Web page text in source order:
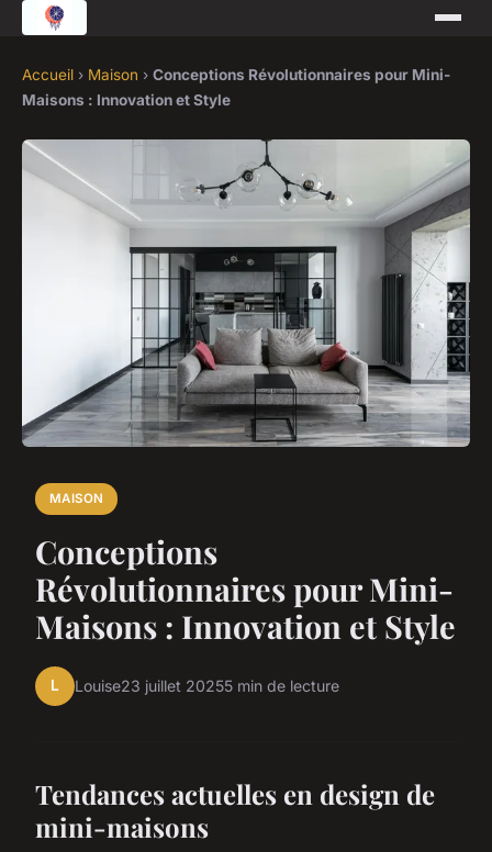
Accueil › Maison › Conceptions Révolutionnaires pour Mini-
Maisons : Innovation et Style
MAISON
Conceptions
Révolutionnaires pour Mini-
Maisons : Innovation et Style
L Louise23 juillet 20255 min de lecture
Tendances actuelles en design de
mini-maisons